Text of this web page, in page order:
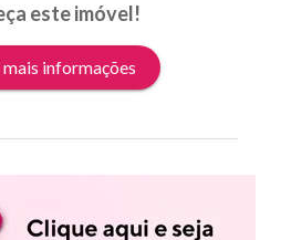
este imóvel!
informações